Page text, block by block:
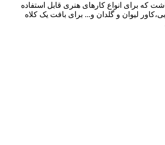
میل است .اگر نوارهای کاغذی را باز کنید پهنا تا حدود 1سانت و نیم هم خواهید داشت که برای انواع کارهای هنری قابل استفاده
بشقابی،کاور لیوان و گلدان و... برای بافت یک کلاه